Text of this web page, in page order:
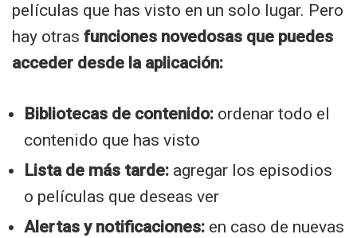
películas que has visto en un solo lugar. Pero
hay otras funciones novedosas que puedes
acceder desde la aplicación:
Bibliotecas de contenido: ordenar todo el
contenido que has visto
Lista de más tarde: agregar los episodios
o películas que deseas ver
Alertas y notificaciones: en caso de nuevas